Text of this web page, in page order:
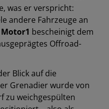
was er verspricht:
andere Fahrzeuge an
Motor1 bescheinigt dem
Offroad-
Blick auf die
Grenadier wurde von
zu weichgespülten